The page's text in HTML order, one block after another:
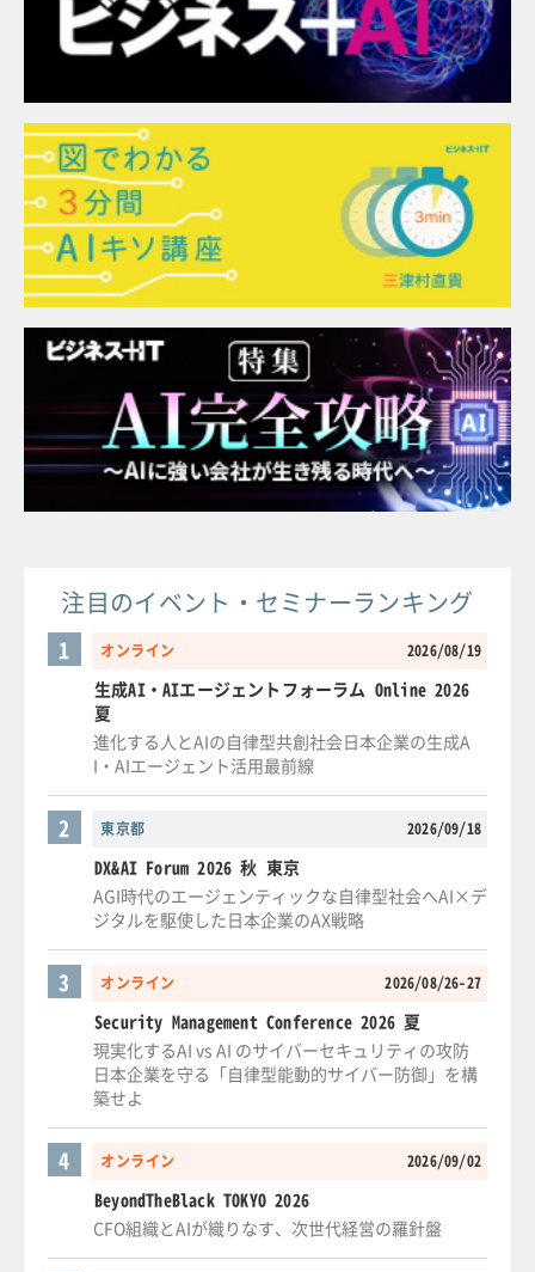
注目のイベント・セミナーランキング
オンライン 2026/08/19
1
生成AI・AIエージェントフォーラム Online 2026
夏
進化する人とAIの自律型共創社会日本企業の生成A
I・AIエージェント活用最前線
東京都 2026/09/18
2
DX&AI Forum 2026 秋 東京
AGI時代のエージェンティックな自律型社会へAI×デ
ジタルを駆使した日本企業のAX戦略
オンライン 2026/08/26-27
3
Security Management Conference 2026 夏
現実化するAI vs AI のサイバーセキュリティの攻防
日本企業を守る「自律型能動的サイバー防御」を構
築せよ
オンライン 2026/09/02
4
BeyondTheBlack TOKYO 2026
CFO組織とAIが織りなす、次世代経営の羅針盤